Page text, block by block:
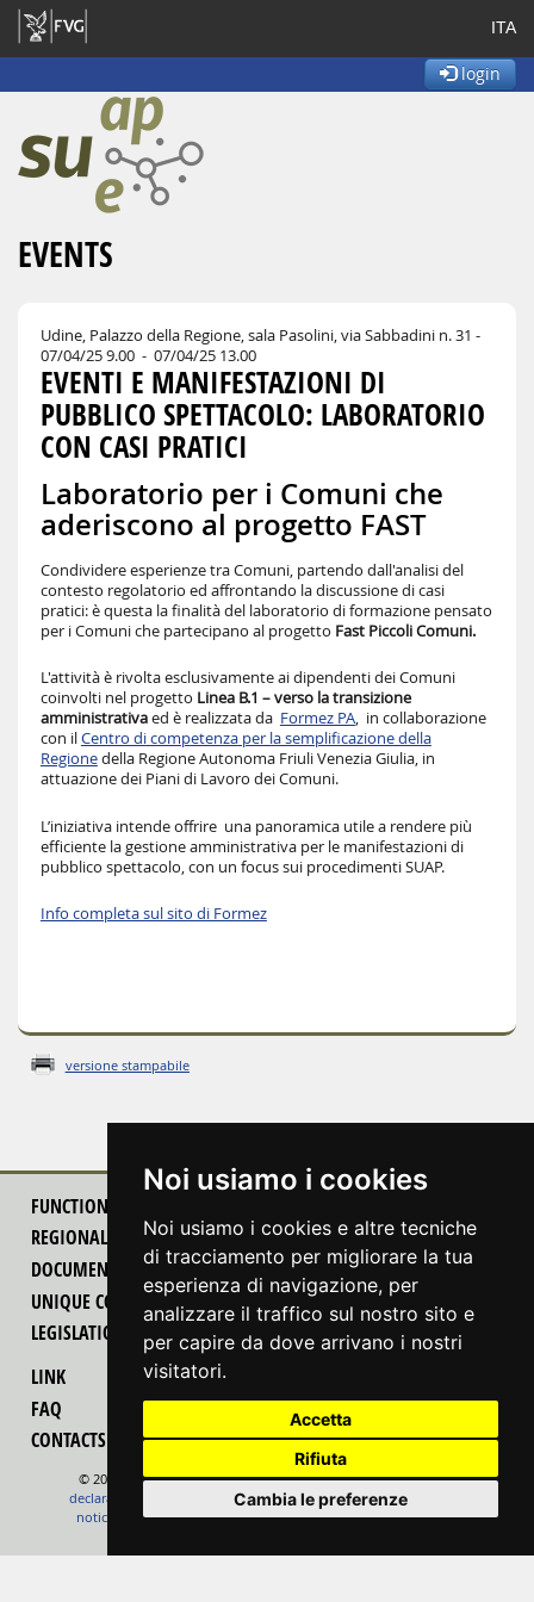
Noi usiamo i cookies
Noi usiamo i cookies e altre tecniche
di tracciamento per migliorare la tua
esperienza di navigazione, per
analizzare il traffico sul nostro sito e
per capire da dove arrivano i nostri
visitatori.
Accetta
Rifiuta
Cambia le preferenze
ITA
login
EVENTS
Udine, Palazzo della Regione, sala Pasolini, via Sabbadini n. 31 -
07/04/25 9.00 - 07/04/25 13.00
EVENTI E MANIFESTAZIONI DI
PUBBLICO SPETTACOLO: LABORATORIO
CON CASI PRATICI
Laboratorio per i Comuni che
aderiscono al progetto FAST
Condividere esperienze tra Comuni, partendo dall'analisi del
contesto regolatorio ed affrontando la discussione di casi
pratici: è questa la finalità del laboratorio di formazione pensato
per i Comuni che partecipano al progetto Fast Piccoli Comuni.
L'attività è rivolta esclusivamente ai dipendenti dei Comuni
coinvolti nel progetto Linea B.1 – verso la transizione
amministrativaed è realizzata da Formez PA, in collaborazione
con ilCentro dicompetenzaper la semplificazione della
Regionedella Regione Autonoma Friuli Venezia Giulia, in
attuazione dei Piani di Lavoro dei Comuni.
L’iniziativa intende offrire una panoramica utile a rendere più
efficiente la gestione amministrativa per le manifestazioni di
pubblico spettacolo, con un focus sui procedimenti SUAP.
Info completa sul sito di Formez
versione stampabile
FUNCTIONALITY OF THE PORTAL
REGIONAL TECHNICAL GROUP
DOCUMENTATION
UNIQUE COUNTERS
LEGISLATION
LINK
FAQ
CONTACTS
© 2022 Autonomous Region Friuli Venezia Giulia
feedback
declaration of accessibility
change cookies preferences
notices
cookie information map realizzazioneinsiel